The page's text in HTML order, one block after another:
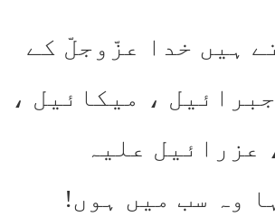
ہیں خدا عزّوجلّ کے
، میکائیل ،
عزرائیل علیہ
وہ سب میں ہوں!